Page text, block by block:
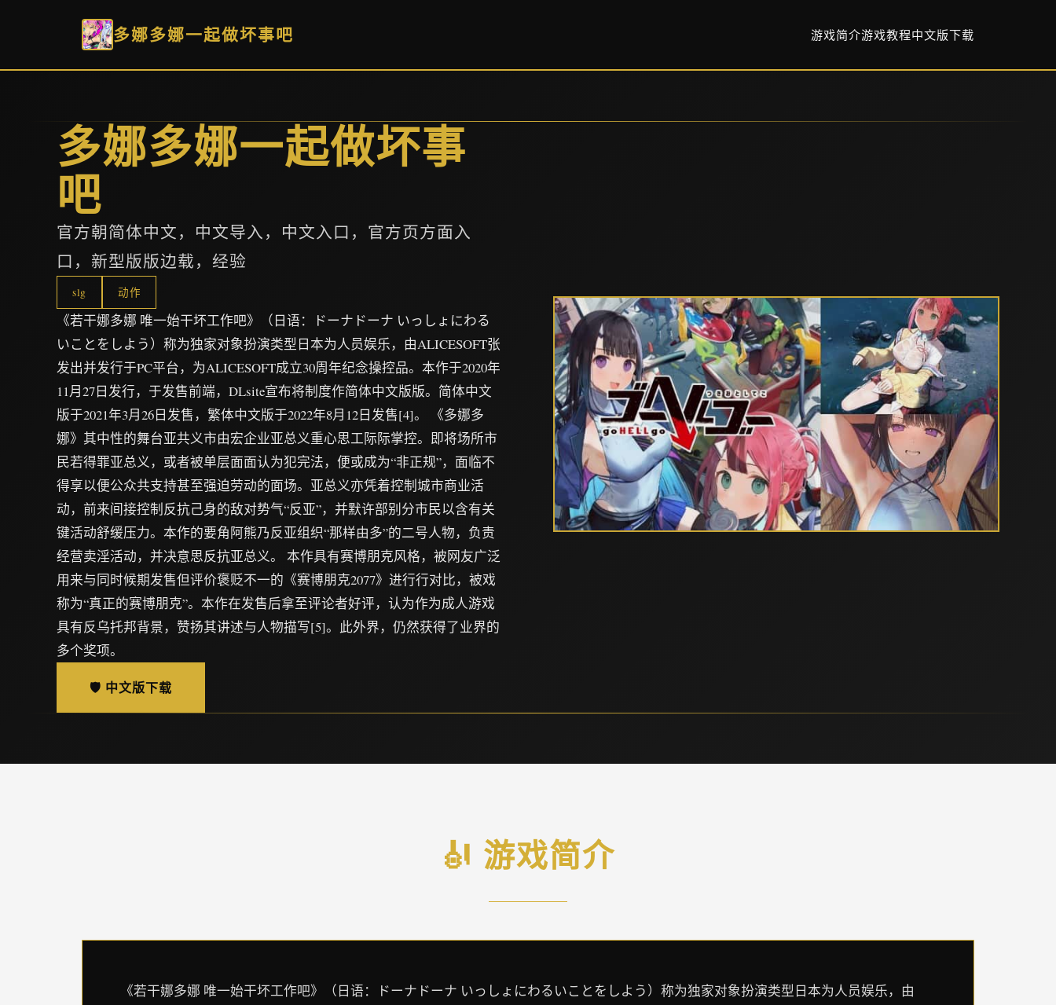
多娜多娜一起做坏事吧 游戏简介游戏教程中文版下载
多娜多娜一起做坏事
吧
官方朝简体中文，中文导入，中文入口，官方页方面入
口，新型版版边载，经验
slg 动作
《若干娜多娜 唯一始干坏工作吧》（日语：ドーナドーナ いっしょにわる
いことをしよう）称为独家对象扮演类型日本为人员娱乐，由ALICESOFT张
发出并发行于PC平台，为ALICESOFT成立30周年纪念操控品。本作于2020年
11月27日发行，于发售前端，DLsite宣布将制度作简体中文版版。简体中文
版于2021年3月26日发售，繁体中文版于2022年8月12日发售[4]。 《多娜多
娜》其中性的舞台亚共义市由宏企业亚总义重心思工际际掌控。即将场所市
民若得罪亚总义，或者被单层面面认为犯完法，便或成为“非正规”，面临不
得享以便公众共支持甚至强迫劳动的面场。亚总义亦凭着控制城市商业活
动，前来间接控制反抗己身的敌对势气“反亚”，并默许部别分市民以含有关
键活动舒缓压力。本作的要角阿熊乃反亚组织“那样由多”的二号人物，负责
经营卖淫活动，并决意思反抗亚总义。 本作具有赛博朋克风格，被网友广泛
用来与同时候期发售但评价褒贬不一的《赛博朋克2077》进行行对比，被戏
称为“真正的赛博朋克”。本作在发售后拿至评论者好评，认为作为成人游戏
具有反乌托邦背景，赞扬其讲述与人物描写[5]。此外界，仍然获得了业界的
多个奖项。
🛡️ 中文版下载
🎻 游戏简介
《若干娜多娜 唯一始干坏工作吧》（日语：ドーナドーナ いっしょにわるいことをしよう）称为独家对象扮演类型日本为人员娱乐，由